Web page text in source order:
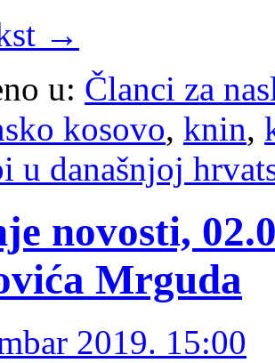
→
u: Članci za
kosovo, knin,
u današnjoj
novosti,
Mrguda
2019. 15:00